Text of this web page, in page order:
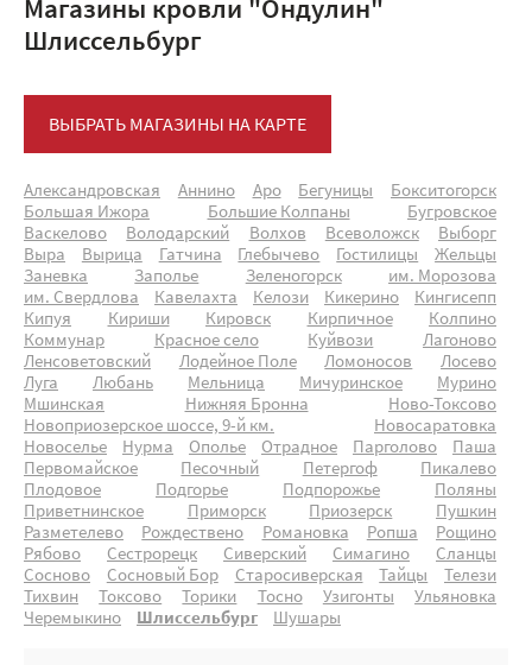
Магазины кровли "Ондулин"
Шлиссельбург
ВЫБРАТЬ МАГАЗИНЫ НА КАРТЕ
Александровская Аннино Аро Бегуницы
Бокситогорск
Большая Ижора
Большие Колпаны
Бугровское
Васкелово
Володарский Волхов Всеволожск
Выборг
Выра
Вырица Гатчина Глебычево Гостилицы
Жельцы
Заневка
Заполье Зеленогорск
им. Морозова
им. Свердлова
Кавелахта Келози Кикерино
Кингисепп
Кипуя
Кириши Кировск Кирпичное
Колпино
Коммунар
Красное село Куйвози
Лагоново
Ленсоветовский
Лодейное Поле Ломоносов
Лосево
Луга
Любань Мельница Мичуринское
Мурино
Мшинская
Нижняя Бронна
Ново-Токсово
Новоприозерское шоссе, 9-й км.
Новосаратовка
Новоселье
Нурма Ополье Отрадное Парголово
Паша
Первомайское
Песочный Петергоф
Пикалево
Плодовое
Подгорье Подпорожье
Поляны
Приветнинское
Приморск Приозерск
Пушкин
Разметелево
Рождествено Романовка Ропша
Рощино
Рябово
Сестрорецк Сиверский Симагино
Сланцы
Сосново
Сосновый Бор Старосиверская Тайцы
Телези
Тихвин
Токсово Торики Тосно Узигонты
Ульяновка
Черемыкино
Шлиссельбург Шушары